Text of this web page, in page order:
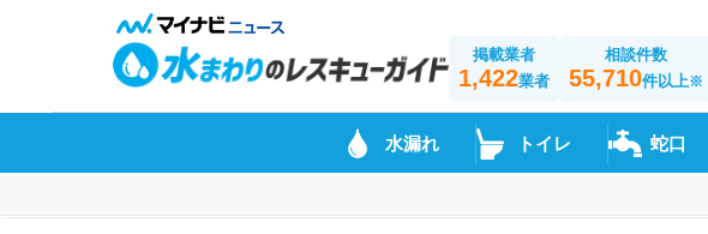
掲載業者
1,422業者
相談件数
55,710件以上※
水漏れ トイレ 蛇口